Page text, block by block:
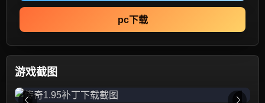
pc下载
游戏截图